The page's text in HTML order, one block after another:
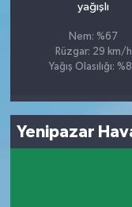
yağışlı
Nem: %67
Rüzgar: 29 km/h
Yağış Olasılığı:
Yenipazar